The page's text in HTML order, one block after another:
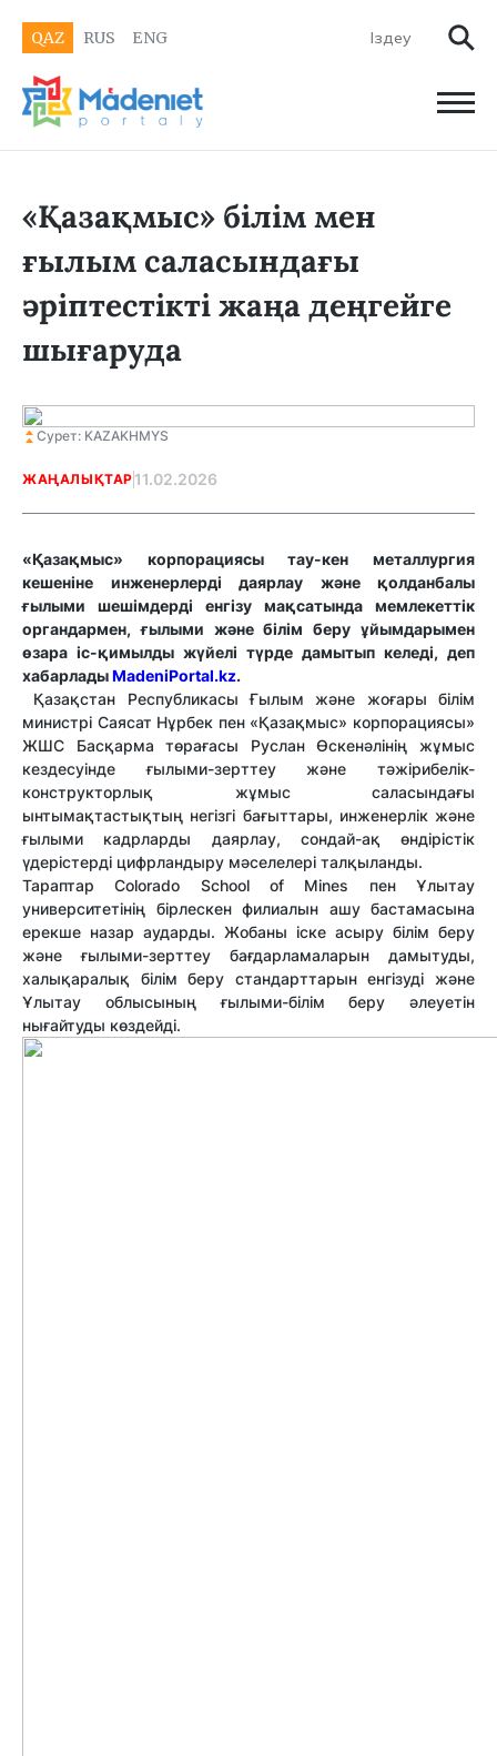
QAZ RUS ENG
«Қазақмыс» білім мен
ғылым саласындағы
әріптестікті жаңа деңгейге
шығаруда
Сурет: KAZAKHMYS
ЖАҢАЛЫҚТАР 11.02.2026
«Қазақмыс» корпорациясы тау-кен металлургия
кешеніне инженерлерді даярлау және қолданбалы
ғылыми шешімдерді енгізу мақсатында мемлекеттік
органдармен, ғылыми және білім беру ұйымдарымен
өзара іс-қимылды жүйелі түрде дамытып келеді, деп
хабарладыMadeniPortal.kz.
Қазақстан Республикасы Ғылым және жоғары білім
министрі Саясат Нұрбек пен «Қазақмыс» корпорациясы»
ЖШС Басқарма төрағасы Руслан Өскенәлінің жұмыс
кездесуінде ғылыми-зерттеу және тәжірибелік-
конструкторлық жұмыс саласындағы
ынтымақтастықтың негізгі бағыттары, инженерлік және
ғылыми кадрларды даярлау, сондай-ақ өндірістік
үдерістерді цифрландыру мәселелері талқыланды.
Тараптар Colorado School of Mines пен Ұлытау
университетінің бірлескен филиалын ашу бастамасына
ерекше назар аударды. Жобаны іске асыру білім беру
және ғылыми-зерттеу бағдарламаларын дамытуды,
халықаралық білім беру стандарттарын енгізуді және
Ұлытау облысының ғылыми-білім беру әлеуетін
нығайтуды көздейді.